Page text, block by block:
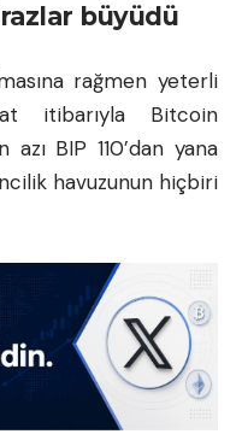
büyüdü
rağmen yeterli
itibarıyla Bitcoin
BIP 110’dan yana
havuzunun hiçbiri